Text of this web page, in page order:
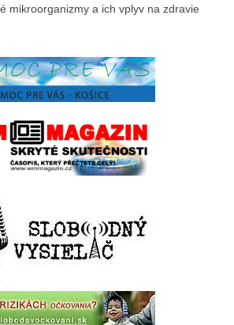
mikroorganizmy a ich vplyv na zdravie